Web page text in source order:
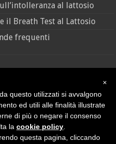
al lattosio
il Breath Test al Lattosio
frequenti
Sitemap
- 62100 Macerata (MC) | P.IVA
×
questo utilizzati si avvalgono
ed utili alle finalità illustrate
di più o negare il consenso
la cookie policy
questa pagina, cliccando